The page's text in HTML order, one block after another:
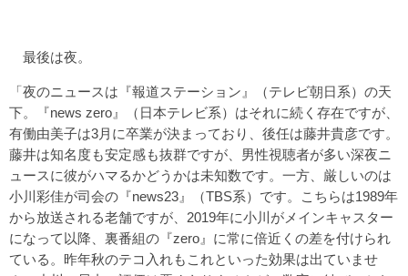
最後は夜。
「夜のニュースは『報道ステーション』（テレビ朝日系）の天
下。『news zero』（日本テレビ系）はそれに続く存在ですが、
有働由美子は3月に卒業が決まっており、後任は藤井貴彦です。
藤井は知名度も安定感も抜群ですが、男性視聴者が多い深夜ニ
ュースに彼がハマるかどうかは未知数です。一方、厳しいのは
小川彩佳が司会の『news23』（TBS系）です。こちらは1989年
から放送される老舗ですが、2019年に小川がメインキャスター
になって以降、裏番組の『zero』に常に倍近くの差を付けられ
ている。昨年秋のテコ入れもこれといった効果は出ていませ